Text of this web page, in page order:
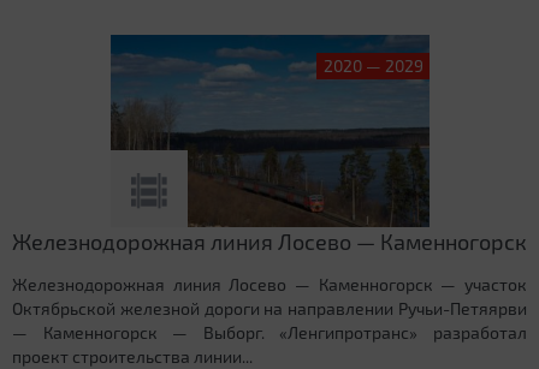
2020 — 2029
Железнодорожная линия Лосево — Каменногорск
Железнодорожная линия Лосево — Каменногорск — участок
Октябрьской железной дороги на направлении Ручьи-Петяярви
— Каменногорск — Выборг. «Ленгипротранс» разработал
проект строительства линии...